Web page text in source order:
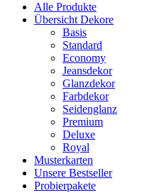
Alle Produkte
Übersicht Dekore
Basis
Standard
Economy
Jeansdekor
Glanzdekor
Farbdekor
Seidenglanz
Premium
Deluxe
Royal
Musterkarten
Unsere Bestseller
Probierpakete